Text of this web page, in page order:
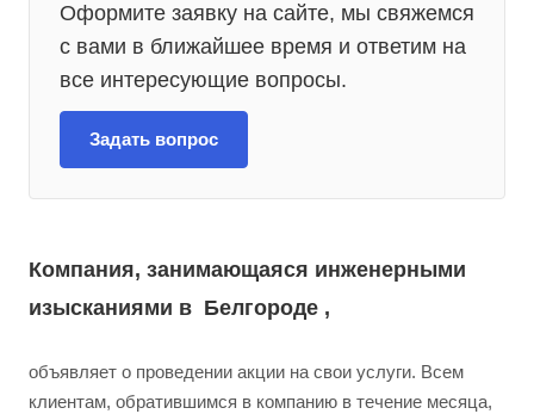
Оформите заявку на сайте, мы свяжемся
с вами в ближайшее время и ответим на
все интересующие вопросы.
Задать вопрос
Компания, занимающаяся инженерными
изысканиями в Белгороде ,
объявляет о проведении акции на свои услуги. Всем
клиентам, обратившимся в компанию в течение месяца,